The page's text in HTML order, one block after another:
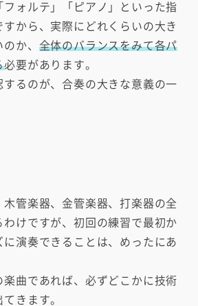
ォルテ」「ピアノ」といった指
から、実際にどれくらいの大き
か、 全体のバランスをみて各パ
必要があります。
するのが、合奏の大きな意義の一
木管楽器、金管楽器、打楽器の全
わけですが、初回の練習で最初か
に演奏できることは、めったにあ
楽曲であれば、必ずどこかに技術
きます。